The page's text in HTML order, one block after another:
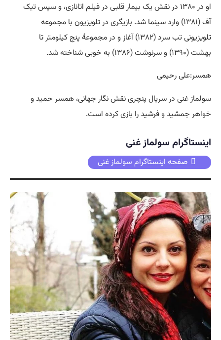
او در ۱۳۸۰ در نقش یک بیمار قلبی در فیلم اتانازی، و سپس تیک
آف (۱۳۸۱) وارد سینما شد. بازیگری در تلویزیون با مجموعه
تلویزیونی تب سرد (۱۳۸۲) آغاز و در مجموعهٔ پنج کیلومتر تا
بهشت (۱۳۹۰) و سرنوشت (۱۳۸۶) به خوبی شناخته شد.
همسر:علی رحیمی
سولماز غنی در سریال پنچری نقش نگار جهانی، همسر حمید و
خواهر جمشید و فرشید را بازی کرده است.
اینستاگرام سولماز غنی
صفحه اینستاگرام سولماز غنی